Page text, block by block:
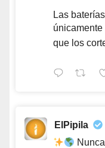
Las
que los
ElPipila